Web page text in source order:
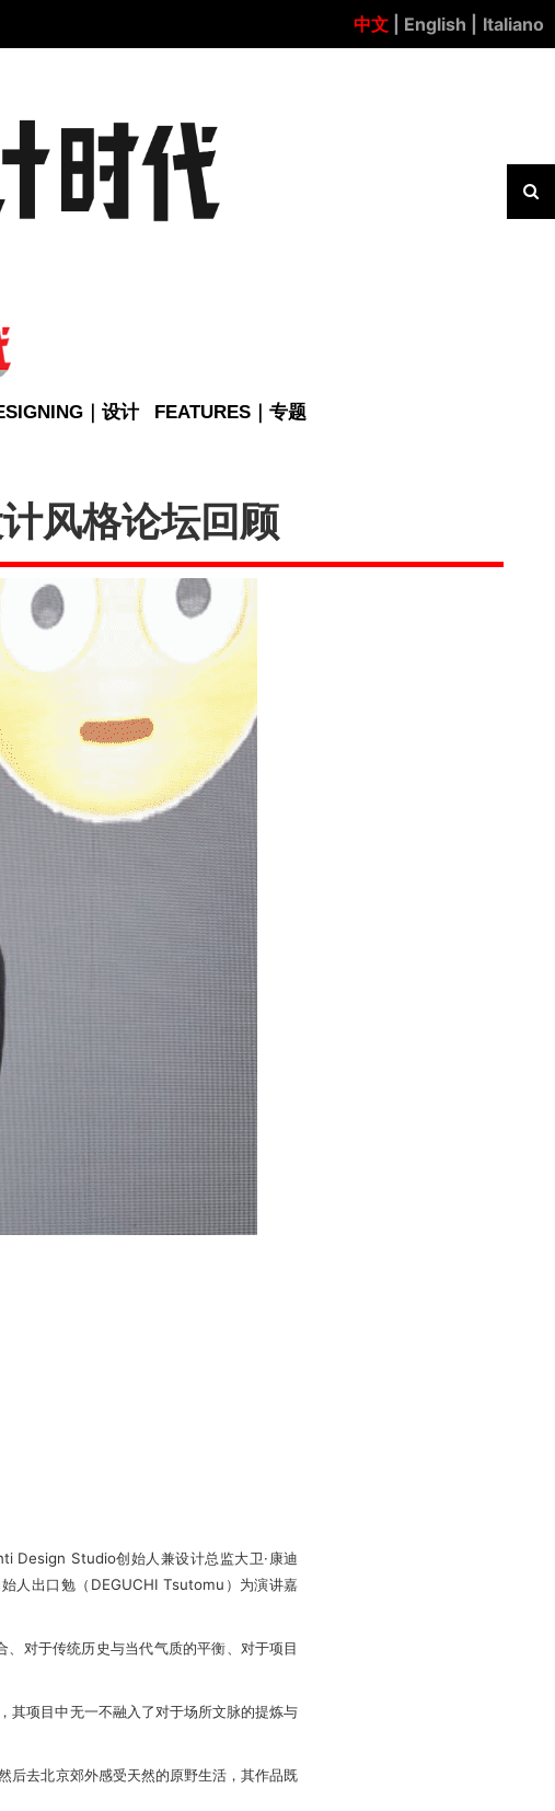
中文 | English | Italiano
｜设计 FEATURES｜专题
风格论坛回顾
Design Studio创始人兼设计总监大卫·康迪
人出口勉（DEGUCHI Tsutomu）为演讲嘉
对于传统历史与当代气质的平衡、对于项目
其项目中无一不融入了对于场所文脉的提炼与
后去北京郊外感受天然的原野生活，其作品既